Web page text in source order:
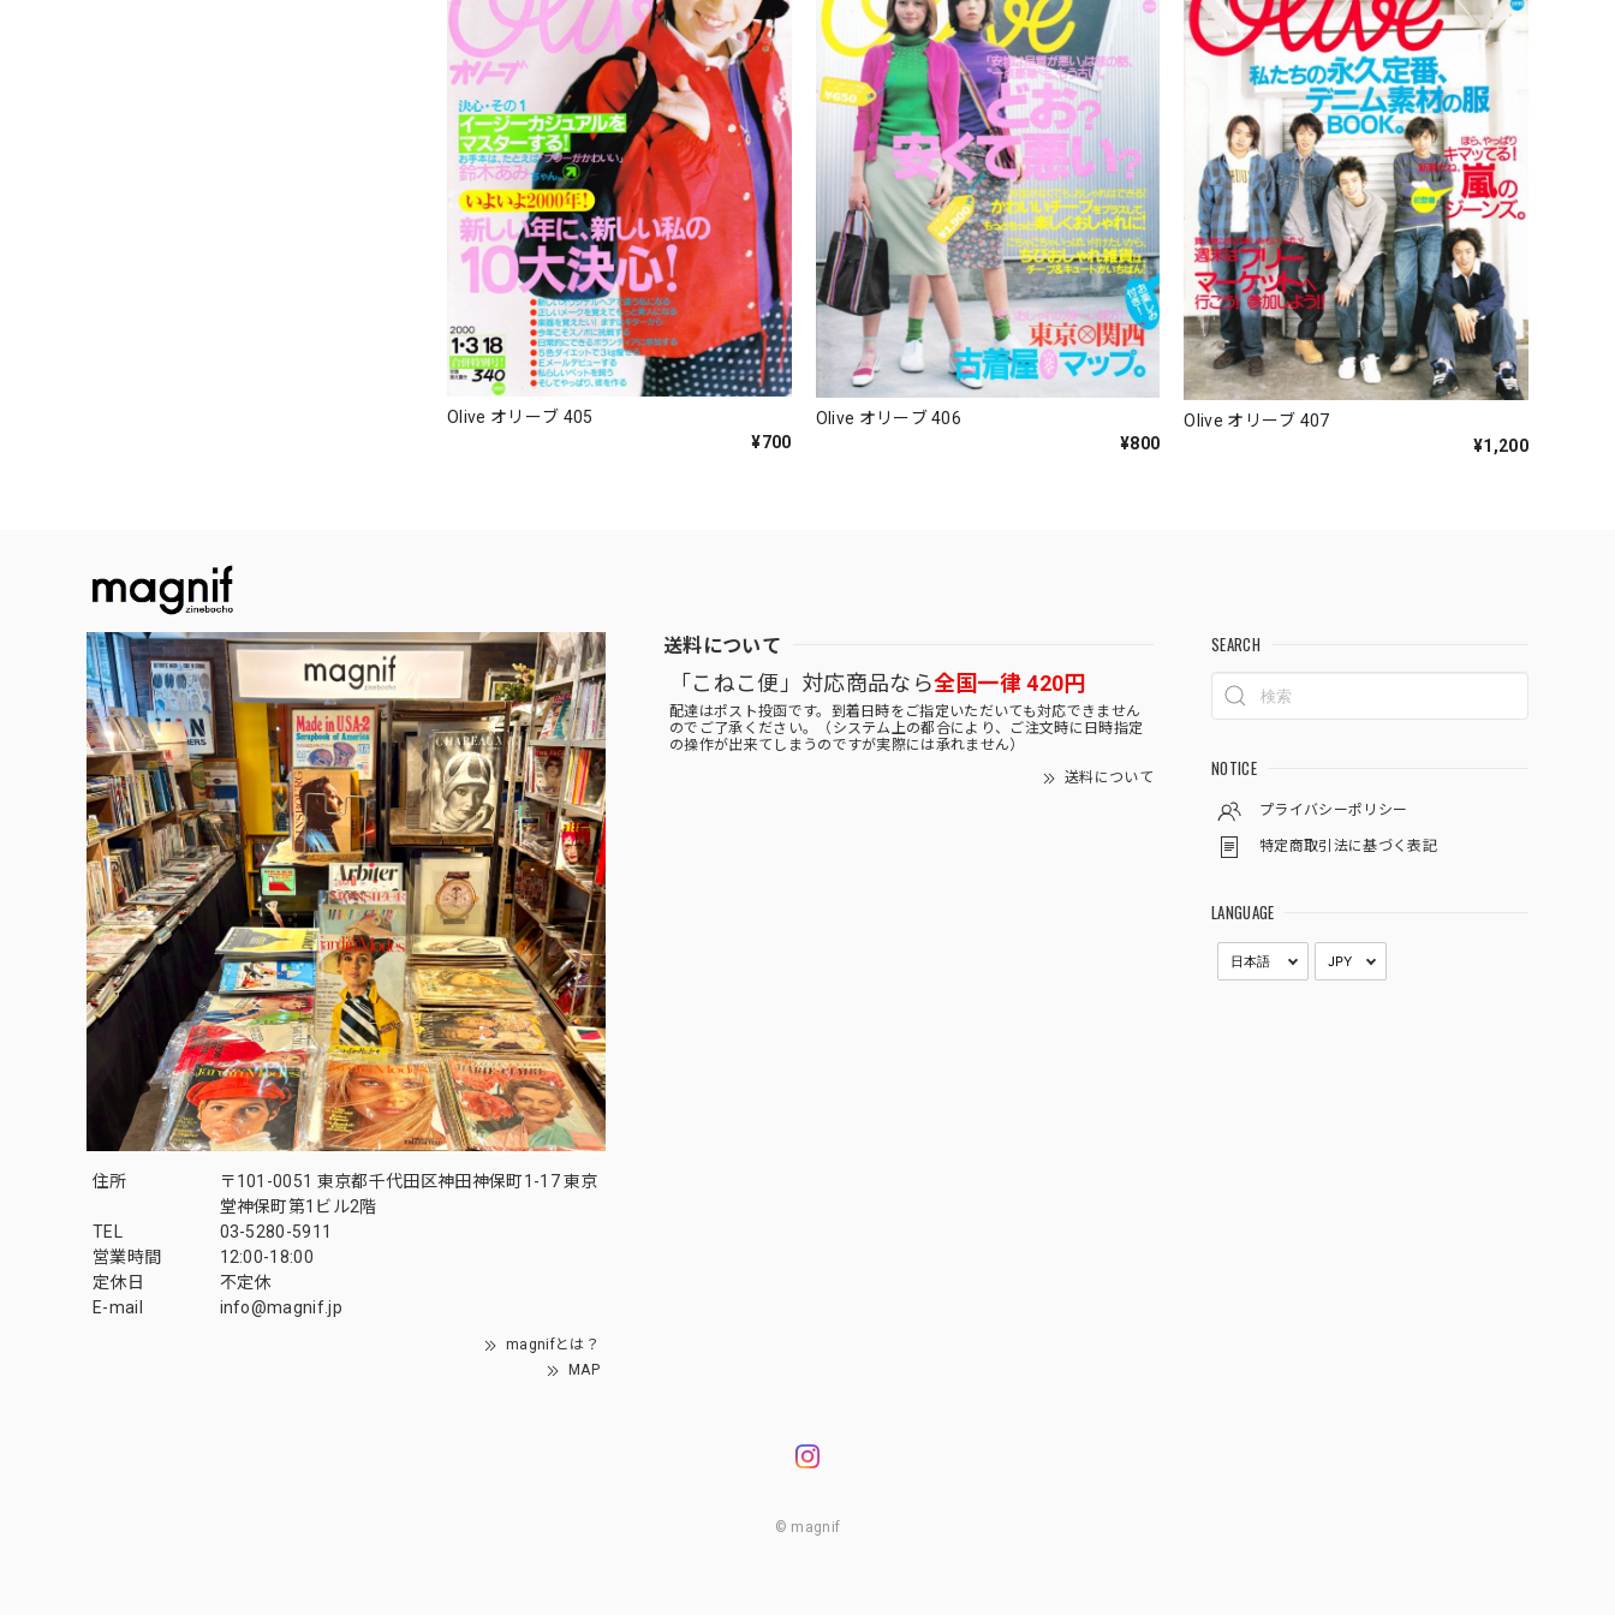
Olive オリーブ 405
¥700
Olive オリーブ 406
¥800
Olive オリーブ 407
¥1,200
住所
〒101-0051 東京都千代田区神田神保町1-17 東京
堂神保町第1ビル2階
TEL
03-5280-5911
営業時間
12:00-18:00
定休日
不定休
E-mail
info@magnif.jp
magnifとは？
MAP
送料について
「こねこ便」対応商品なら全国一律 420円
配達はポスト投函です。到着日時をご指定いただいても対応できません
のでご了承ください。（システム上の都合により、ご注文時に日時指定
の操作が出来てしまうのですが実際には承れません）
送料について
SEARCH
NOTICE
プライバシーポリシー
特定商取引法に基づく表記
LANGUAGE
© magnif